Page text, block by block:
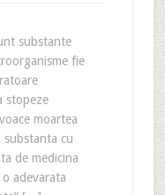
substante
fie
stopeze
moartea
substanta cu
de medicina
adevarata